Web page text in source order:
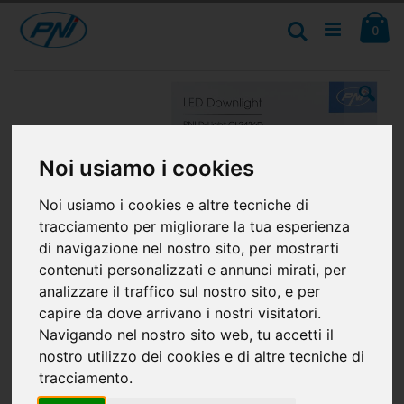
Noi usiamo i cookies
Noi usiamo i cookies e altre tecniche di
tracciamento per migliorare la tua esperienza
di navigazione nel nostro sito, per mostrarti
contenuti personalizzati e annunci mirati, per
analizzare il traffico sul nostro sito, e per
capire da dove arrivano i nostri visitatori.
Navigando nel nostro sito web, tu accetti il
nostro utilizzo dei cookies e di altre tecniche di
tracciamento.
Salta
al
contenuto
0
Cerca
della
immagini